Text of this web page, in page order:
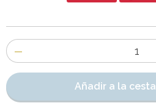
Número
de
artículos
Añadir a la cesta